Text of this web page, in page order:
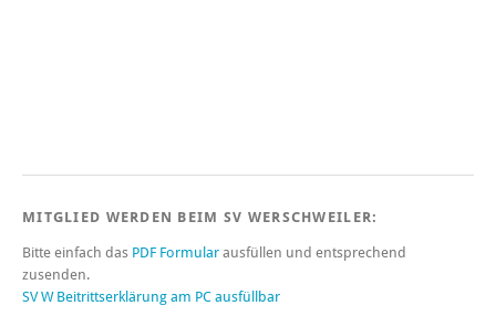
MITGLIED WERDEN BEIM SV WERSCHWEILER:
Bitte einfach das PDF Formular ausfüllen und entsprechend
zusenden.
SV W Beitrittserklärung am PC ausfüllbar